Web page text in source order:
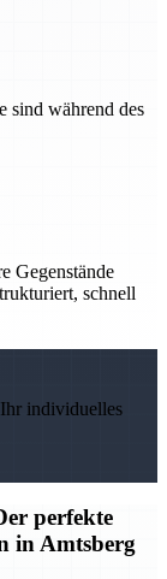
sind während des
Gegenstände
schnell
individuelles
perfekte
in Amtsberg